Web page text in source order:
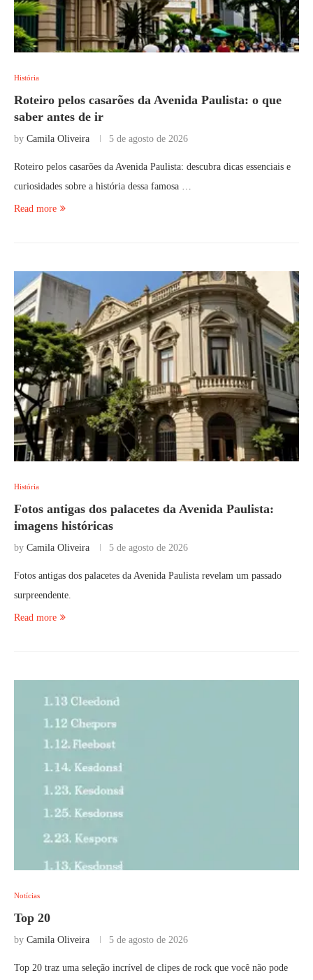
História
Roteiro pelos casarões da Avenida Paulista: o que
saber antes de ir
by Camila Oliveira 5 de agosto de 2026
Roteiro pelos casarões da Avenida Paulista: descubra dicas essenciais e
curiosidades sobre a história dessa famosa …
Read more
História
Fotos antigas dos palacetes da Avenida Paulista:
imagens históricas
by Camila Oliveira 5 de agosto de 2026
Fotos antigas dos palacetes da Avenida Paulista revelam um passado
surpreendente.
Read more
Notícias
Top 20
by Camila Oliveira 5 de agosto de 2026
Top 20 traz uma seleção incrível de clipes de rock que você não pode